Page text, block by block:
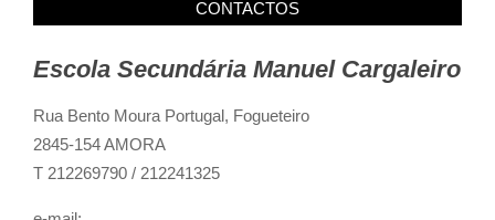
CONTACTOS
Escola Secundária Manuel Cargaleiro
Rua Bento Moura Portugal, Fogueteiro
2845-154 AMORA
T 212269790 / 212241325